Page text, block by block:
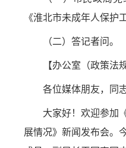
《淮北市未成年人保护
（二）答记者问。
【办公室（政策法
各位媒体朋友，同
大家好！欢迎参加
展情况》新闻发布会。